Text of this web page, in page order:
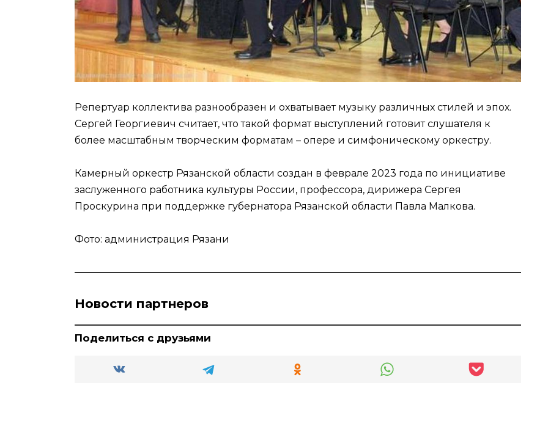
Репертуар коллектива разнообразен и охватывает музыку различных стилей и эпох.
Сергей Георгиевич считает, что такой формат выступлений готовит слушателя к
более масштабным творческим форматам – опере и симфоническому оркестру.
Камерный оркестр Рязанской области создан в феврале 2023 года по инициативе
заслуженного работника культуры России, профессора, дирижера Сергея
Проскурина при поддержке губернатора Рязанской области Павла Малкова.
Фото: администрация Рязани
Новости партнеров
Поделиться с друзьями